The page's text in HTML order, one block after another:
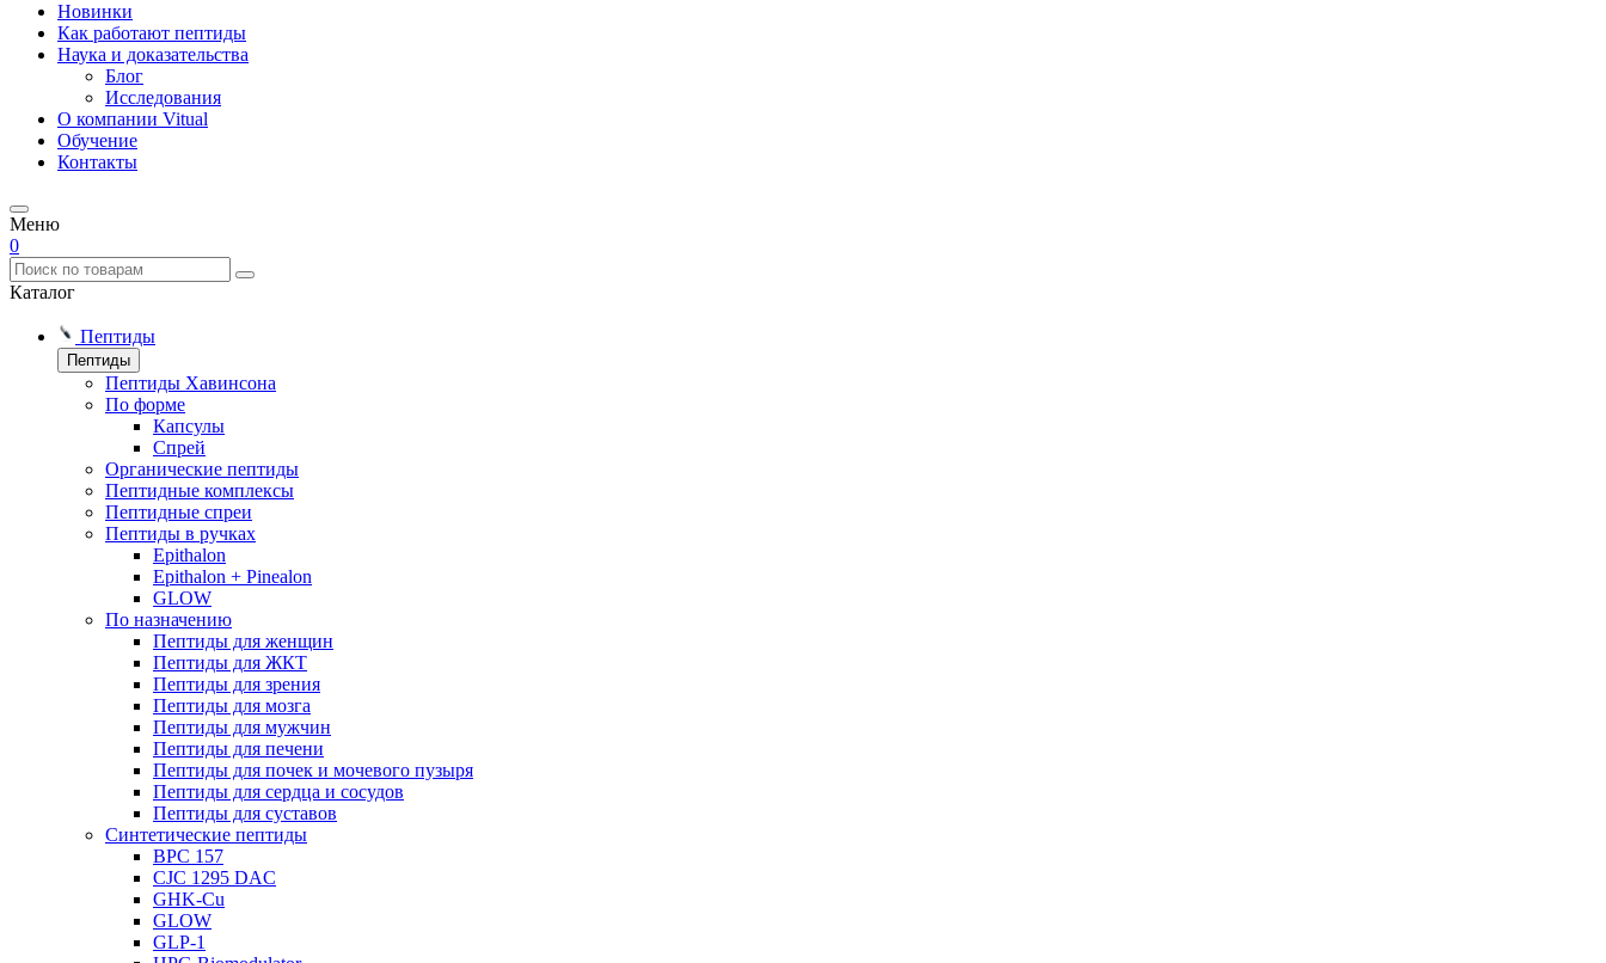
Новинки
Как работают пептиды
Наука и доказательства
Блог
Исследования
О компании Vitual
Обучение
Контакты
Меню
0
Каталог
Пептиды
Пептиды
Пептиды Хавинсона
По форме
Капсулы
Спрей
Органические пептиды
Пептидные комплексы
Пептидные спреи
Пептиды в ручках
Epithalon
Epithalon + Pinealon
GLOW
По назначению
Пептиды для женщин
Пептиды для ЖКТ
Пептиды для зрения
Пептиды для мозга
Пептиды для мужчин
Пептиды для печени
Пептиды для почек и мочевого пузыря
Пептиды для сердца и сосудов
Пептиды для суставов
Синтетические пептиды
BPC 157
CJC 1295 DAC
GHK-Cu
GLOW
GLP-1